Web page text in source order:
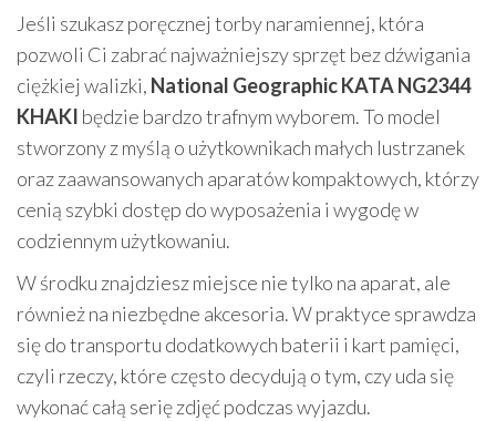
Jeśli szukasz poręcznej torby naramiennej, która
pozwoli Ci zabrać najważniejszy sprzęt bez dźwigania
ciężkiej walizki, National Geographic KATA NG2344
KHAKI będzie bardzo trafnym wyborem. To model
stworzony z myślą o użytkownikach małych lustrzanek
oraz zaawansowanych aparatów kompaktowych, którzy
cenią szybki dostęp do wyposażenia i wygodę w
codziennym użytkowaniu.
W środku znajdziesz miejsce nie tylko na aparat, ale
również na niezbędne akcesoria. W praktyce sprawdza
się do transportu dodatkowych baterii i kart pamięci,
czyli rzeczy, które często decydują o tym, czy uda się
wykonać całą serię zdjęć podczas wyjazdu.